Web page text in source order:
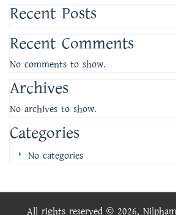
Recent Posts
Recent Comments
No comments to show.
Archives
No archives to show.
Categories
No categories
All rights reserved © 2026,